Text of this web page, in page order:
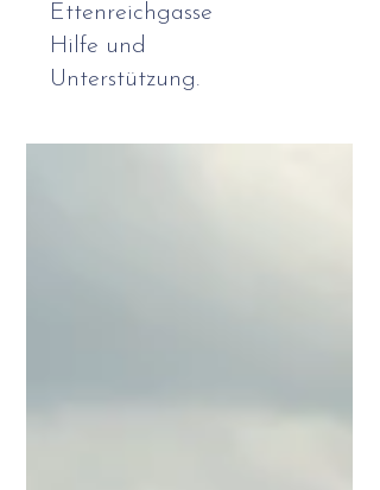
Ettenreichgasse
Hilfe und
Unterstützung.